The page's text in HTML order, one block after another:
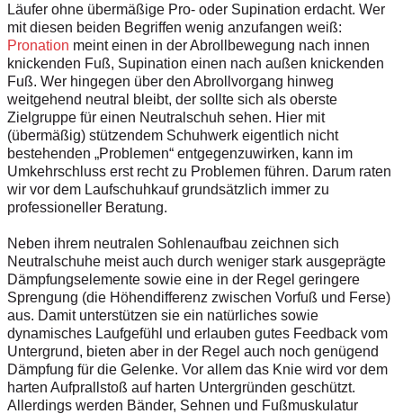
Läufer ohne übermäßige Pro- oder Supination erdacht. Wer
mit diesen beiden Begriffen wenig anzufangen weiß:
Pronation meint einen in der Abrollbewegung nach innen
knickenden Fuß, Supination einen nach außen knickenden
Fuß. Wer hingegen über den Abrollvorgang hinweg
weitgehend neutral bleibt, der sollte sich als oberste
Zielgruppe für einen Neutralschuh sehen. Hier mit
(übermäßig) stützendem Schuhwerk eigentlich nicht
bestehenden „Problemen“ entgegenzuwirken, kann im
Umkehrschluss erst recht zu Problemen führen. Darum raten
wir vor dem Laufschuhkauf grundsätzlich immer zu
professioneller Beratung.
Neben ihrem neutralen Sohlenaufbau zeichnen sich
Neutralschuhe meist auch durch weniger stark ausgeprägte
Dämpfungselemente sowie eine in der Regel geringere
Sprengung (die Höhendifferenz zwischen Vorfuß und Ferse)
aus. Damit unterstützen sie ein natürliches sowie
dynamisches Laufgefühl und erlauben gutes Feedback vom
Untergrund, bieten aber in der Regel auch noch genügend
Dämpfung für die Gelenke. Vor allem das Knie wird vor dem
harten Aufprallstoß auf harten Untergründen geschützt.
Allerdings werden Bänder, Sehnen und Fußmuskulatur